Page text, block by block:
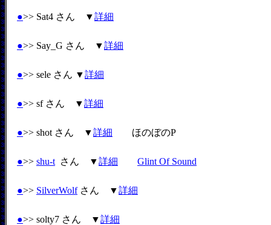
●>> Sat4 さん ▼詳細
●>> Say_G さん ▼詳細
●>> sele さん ▼詳細
●>> sf さん ▼詳細
●>> shot さん ▼詳細 ほのぼのP
●>> shu-t さん ▼詳細 Glint Of Sound
●>> SilverWolfさん ▼詳細
●>> solty7 さん ▼詳細